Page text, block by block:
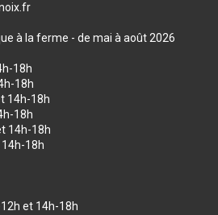
à la ferme - de mai à août 2026
18h
18h
14h-18h
18h
14h-18h
18h
et 14h-18h